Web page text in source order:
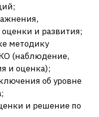
и развития;
методику
(наблюдение,
и оценка);
об уровне
и решение по